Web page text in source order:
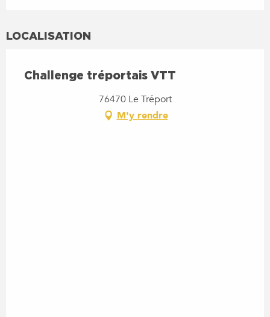
LOCALISATION
Challenge tréportais VTT
76470 Le Tréport
M'y rendre